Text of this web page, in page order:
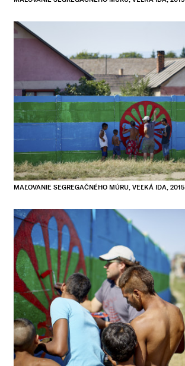
MAĽOVANIE SEGREGAČNÉHO MÚRU, VEĽKÁ IDA, 2015